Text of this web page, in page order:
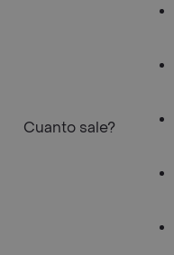
Cuanto sale?